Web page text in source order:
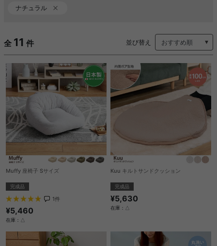
ナチュラル
全 11 件 並び替え
Muffy 座椅子 Sサイズ
完成品
1件
¥5,460
在庫：△
Kuu キルトサンドクッション
完成品
¥5,630
在庫：△